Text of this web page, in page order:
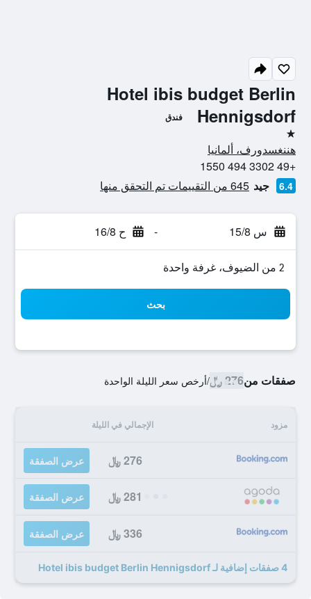
Hotel ibis budget Berlin
Hennigsdorf
فندق
نجمة واحدة
هننغسدورف، ألمانيا
+49 3302 494 1550
6.4 جيد 645 من التقييمات تم التحقق منها
س 15/8 - ح 16/8
2 من الضيوف، غرفة واحدة
بحث
صفقات من276 ﷼ /أرخص سعر الليلة الواحدة
مزود الإجمالي في الليلة
276 ﷼ عرض الصفقة
281 ﷼ عرض الصفقة
336 ﷼ عرض الصفقة
4 صفقات إضافية لـ Hotel ibis budget Berlin Hennigsdorf